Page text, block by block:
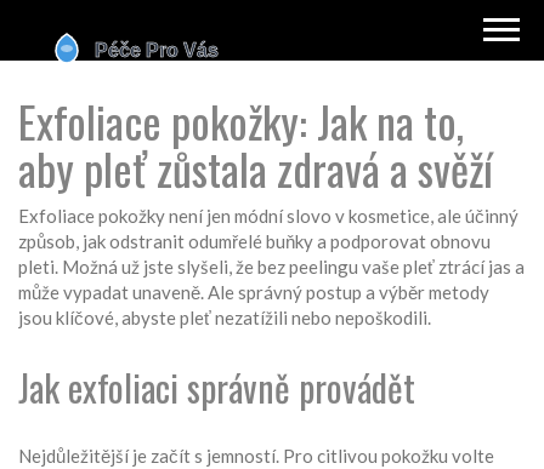
Exfoliace pokožky: Jak na to,
aby pleť zůstala zdravá a svěží
Exfoliace pokožky není jen módní slovo v kosmetice, ale účinný
způsob, jak odstranit odumřelé buňky a podporovat obnovu
pleti. Možná už jste slyšeli, že bez peelingu vaše pleť ztrácí jas a
může vypadat unaveně. Ale správný postup a výběr metody
jsou klíčové, abyste pleť nezatížili nebo nepoškodili.
Jak exfoliaci správně provádět
Nejdůležitější je začít s jemností. Pro citlivou pokožku volte